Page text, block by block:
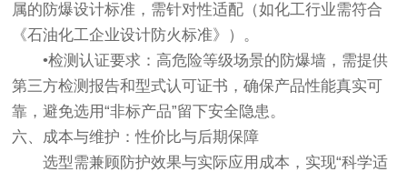
属的防爆设计标准，需针对性适配（如化工行业需符合
《石油化工企业设计防火标准》）。
•检测认证要求：高危险等级场景的防爆墙，需提供
第三方检测报告和型式认可证书，确保产品性能真实可
靠，避免选用“非标产品”留下安全隐患。
六、成本与维护：性价比与后期保障
选型需兼顾防护效果与实际应用成本，实现“科学适